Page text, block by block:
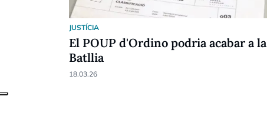
JUSTÍCIA
El POUP d'Ordino podria acabar a la
Batllia
18.03.26